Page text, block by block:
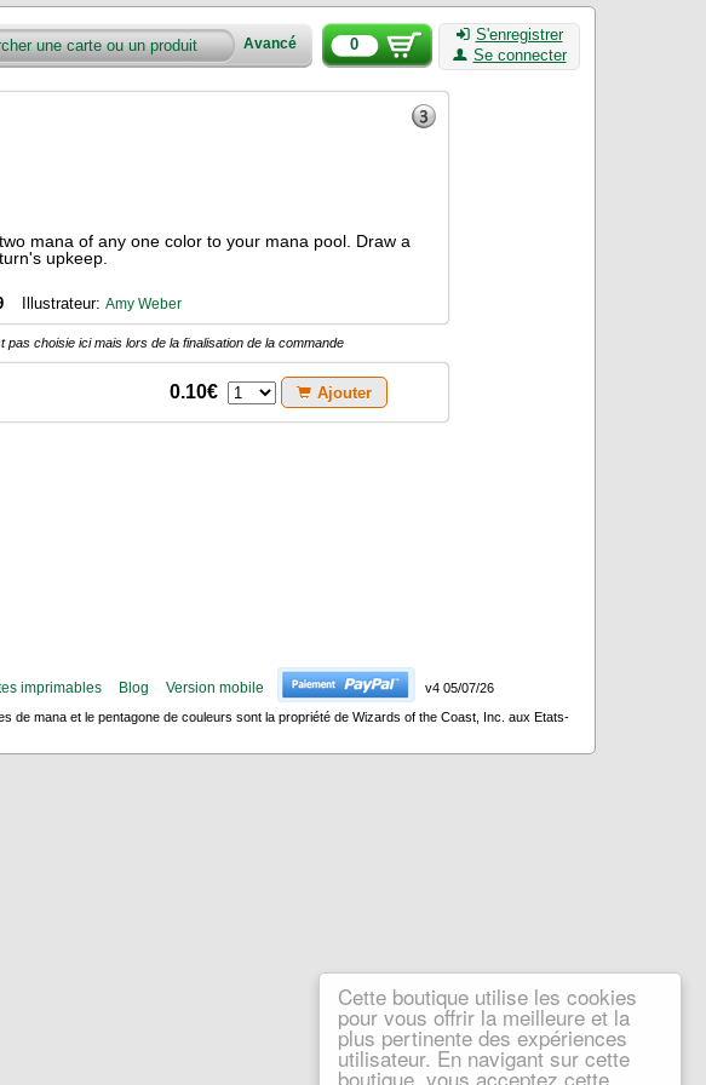
Cette boutique utilise les cookies
pour vous offrir la meilleure et la
plus pertinente des expériences
utilisateur. En navigant sur cette
boutique, vous acceptez cette
Avancé 0
S'enregistrer
Se connecter
two mana of any one color to your mana pool. Draw a
upkeep.
Illustrateur: Amy Weber
pas choisie ici mais lors de la finalisation de la commande
0.10€ Ajouter
imprimables Blog Version mobile
v4 05/07/26
mana et le pentagone de couleurs sont la propriété de Wizards of the Coast, Inc. aux Etats-